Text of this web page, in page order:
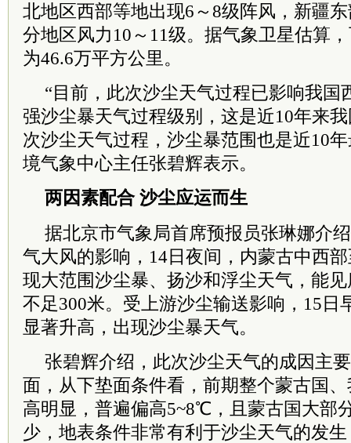
北地区西部等地出现6～8级阵风，新疆
分地区风力10～11级。据气象卫星估算
为46.6万平方公里。
“目前，此次沙尘天气过程已影响我国
强沙尘暴天气过程级别，这是近10年来
次沙尘天气过程，沙尘暴范围也是近10
境气象中心主任张碧辉表示。
两因素配合 沙尘应运而生
据北京市气象局首席预报员张琳娜介
气大风的影响，14日夜间，内蒙古中西
现大范围沙尘暴、扬沙和浮尘天气，能
不足300米。受上游沙尘输送影响，15日
显著升高，出现沙尘暴天气。
张碧辉介绍，此次沙尘天气的成因主
面，从下垫面条件看，前期整个蒙古国
高明显，普遍偏高5~8℃，且蒙古国大部
少，地表条件非常有利于沙尘天气的发生